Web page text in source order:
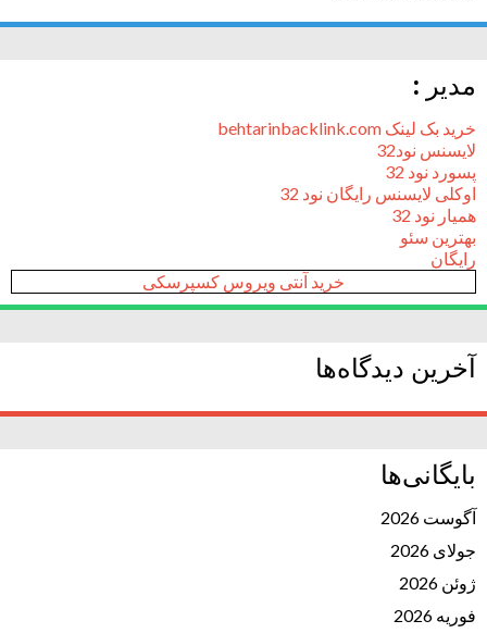
مدیر :
خرید بک لینک behtarinbacklink.com
لایسنس نود32
پسورد نود 32
اوکلی لایسنس رایگان نود 32
همیار نود 32
بهترین سئو
رایگان
خرید آنتی ویروس کسپرسکی
آخرین دیدگاه‌ها
بایگانی‌ها
آگوست 2026
جولای 2026
ژوئن 2026
فوریه 2026